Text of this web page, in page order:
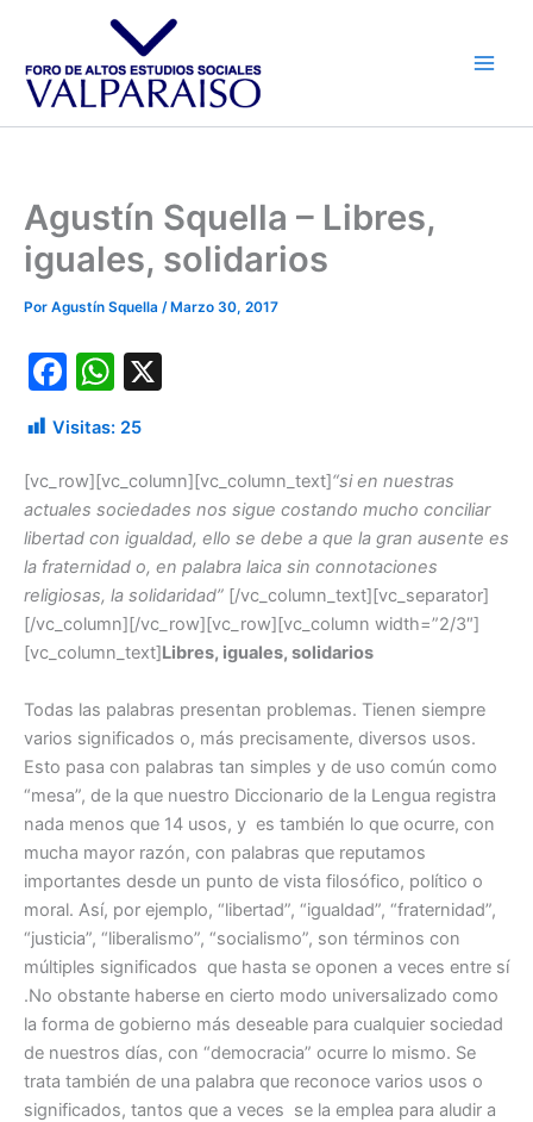
contenido
Agustín Squella – Libres,
iguales, solidarios
Por Agustín Squella / Marzo 30, 2017
F
a
c
e
b
o
o
k
W
h
at
s
A
p
p
Visitas: 25
[vc_row][vc_column][vc_column_text]“si en nuestras
actuales sociedades nos sigue costando mucho conciliar
libertad con igualdad, ello se debe a que la gran ausente es
la fraternidad o, en palabra laica sin connotaciones
religiosas, la solidaridad” [/vc_column_text][vc_separator]
[/vc_column][/vc_row][vc_row][vc_column width=”2/3″]
[vc_column_text]Libres, iguales, solidarios
Todas las palabras presentan problemas. Tienen siempre
varios significados o, más precisamente, diversos usos.
Esto pasa con palabras tan simples y de uso común como
“mesa”, de la que nuestro Diccionario de la Lengua registra
nada menos que 14 usos, y es también lo que ocurre, con
mucha mayor razón, con palabras que reputamos
importantes desde un punto de vista filosófico, político o
moral. Así, por ejemplo, “libertad”, “igualdad”, “fraternidad”,
“justicia”, “liberalismo”, “socialismo”, son términos con
múltiples significados que hasta se oponen a veces entre sí
.No obstante haberse en cierto modo universalizado como
la forma de gobierno más deseable para cualquier sociedad
de nuestros días, con “democracia” ocurre lo mismo. Se
trata también de una palabra que reconoce varios usos o
significados, tantos que a veces se la emplea para aludir a